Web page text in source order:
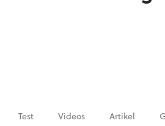
Test Videos Artikel